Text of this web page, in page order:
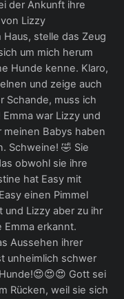
der Ankunft ihre
Lizzy
stelle das Zeug
um mich herum
Hunde kenne. Klaro,
und zeige auch
Schande, muss ich
war Lizzy und
meinen Babys haben
Schweine! 🤣 Sie
obwohl sie ihre
hat Easy mit
einen Pimmel
und Lizzy aber zu ihr
Emma erkannt.
Aussehen ihrer
unheimlich schwer
Gott sei
Rücken, weil sie sich